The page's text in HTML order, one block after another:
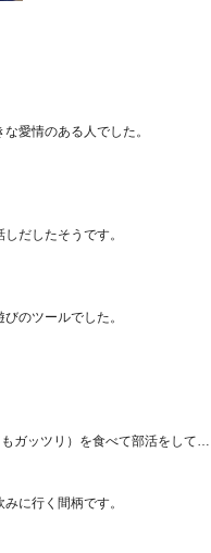
愛情のある人でした。
だしたそうです。
のツールでした。
ガッツリ）を食べて部活をして…
に行く間柄です。